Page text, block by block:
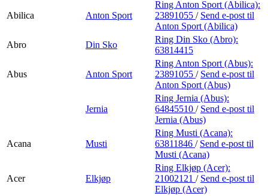
Abilica Anton Sport
Ring Anton Sport (Abilica):
23891055 / Send e-post til
Anton Sport (Abilica)
Abro
Din Sko
Ring Din Sko (Abro):
63814415
Abus Anton Sport
Ring Anton Sport (Abus):
23891055 / Send e-post til
Anton Sport (Abus)
Jernia
Ring Jernia (Abus):
64845510 / Send e-post til
Jernia (Abus)
Acana Musti
Ring Musti (Acana):
63811846 / Send e-post til
Musti (Acana)
Acer Elkjøp
Ring Elkjøp (Acer):
21002121 / Send e-post til
Elkjøp (Acer)